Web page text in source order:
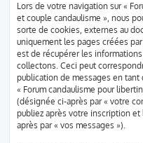
Lors de votre navigation sur «
et couple candaulisme », nous
sorte de cookies, externes au
uniquement les pages créées
est de récupérer les
collectons. Ceci peut
publication de messages en tant
« Forum candaulisme pour
(désignée ci-après par « votre
publiez après votre inscription
après par « vos messages »).